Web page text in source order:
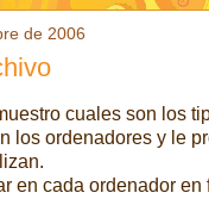
de 2006
cuales son los
los ordenadores y le
en cada ordenador en